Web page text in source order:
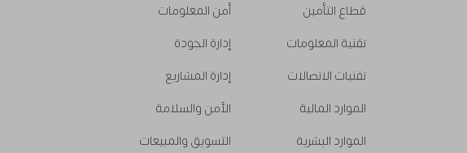
قطاع التأمين
تقنية المعلومات
تقنيات الاتصالات
الموارد المالية
الموارد البشرية
أمن المعلومات
إدارة الجودة
إدارة المشاريع
الأمن والسلامة
التسويق والمبيعات